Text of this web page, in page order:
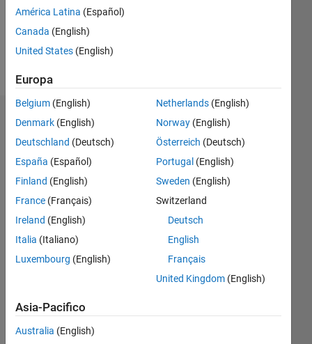
Badge
Aman
Gupta's
MATLAB
AnswersTutto
27 Jun 2019
América Latina (Español)
Canada (English)
United States (English)
Europa
Belgium (English)
Denmark (English)
Deutschland (Deutsch)
España (Español)
Finland (English)
France (Français)
Ireland (English)
Italia (Italiano)
Luxembourg (English)
Netherlands(English)
Norway(English)
Österreich (Deutsch)
Portugal (English)
Sweden (English)
Switzerland
Deutsch
English
Français
United Kingdom(English)
Asia-Pacifico
Australia (English)